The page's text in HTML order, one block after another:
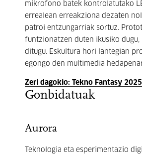
mikrofono batek kontrolatutako
errealean erreakziona dezaten
patroi entzungarriak sortuz.
funtzionatzen duten ikusiko dugu,
ditugu. Eskultura hori lantegian
egongo den multimedia
Zeri dagokio: Tekno Fantasy 2025
Gonbidatuak
Aurora
Teknologia eta esperimentazio